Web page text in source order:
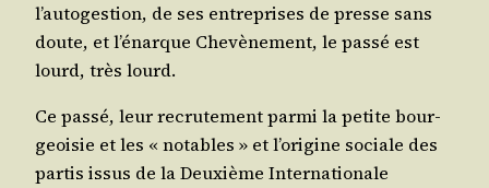
l’autogestion, de ses entre­prises de presse sans
doute, et l’énarque Che­vè­ne­ment, le pas­sé est
lourd, très lourd.
Ce pas­sé, leur recru­te­ment par­mi la petite bour­
geoi­sie et les « notables » et l’origine sociale des
par­tis issus de la Deuxième Inter­na­tio­nale